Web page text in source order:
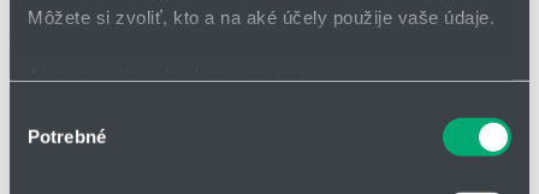
Môžete si zvoliť, kto a na aké účely použije vaše údaje.
polohe s presnosťou na niekoľko metrov
súhlasu
Potrebné
Vodiaci prút pre UR10(e)
veľmi jednoduchá montáž
Vodiaci prút odpovedajúci držiaku UR10(e) má dĺžku 600 mm.